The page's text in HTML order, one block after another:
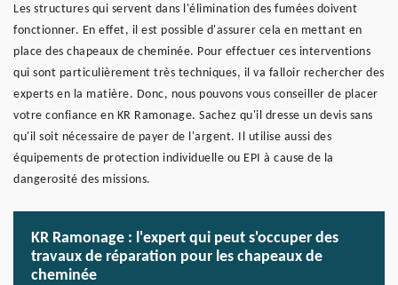
Les structures qui servent dans l'élimination des fumées doivent
fonctionner. En effet, il est possible d'assurer cela en mettant en
place des chapeaux de cheminée. Pour effectuer ces interventions
qui sont particulièrement très techniques, il va falloir rechercher des
experts en la matière. Donc, nous pouvons vous conseiller de placer
votre confiance en KR Ramonage. Sachez qu'il dresse un devis sans
qu'il soit nécessaire de payer de l'argent. Il utilise aussi des
équipements de protection individuelle ou EPI à cause de la
dangerosité des missions.
KR Ramonage : l'expert qui peut s'occuper des
travaux de réparation pour les chapeaux de
cheminée